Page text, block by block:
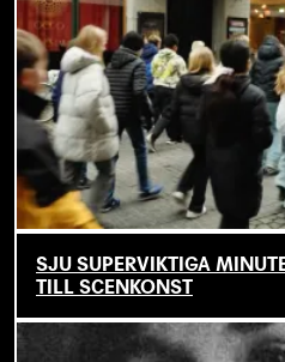
SJU SUPERVIKTIGA
TILL SCENKONST